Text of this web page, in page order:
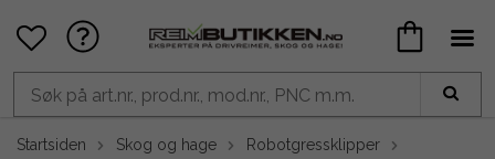
Startsiden Skog og hage
Robotgressklipper